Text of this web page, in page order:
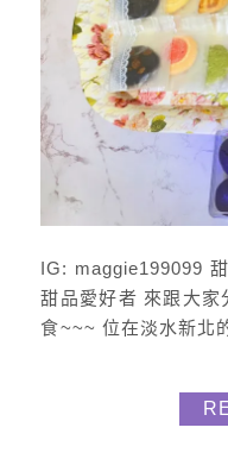
IG: maggie199099
甜品愛好者 來跟大家
食~~~ 位在淡水新北
盒真的很美，裡面分